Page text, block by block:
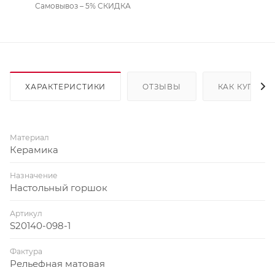
Самовывоз – 5% СКИДКА
ХАРАКТЕРИСТИКИ ОТЗЫВЫ КАК КУПИТЬ
Материал
Керамика
Назначение
Настольный горшок
Артикул
S20140-098-1
Фактура
Рельефная матовая